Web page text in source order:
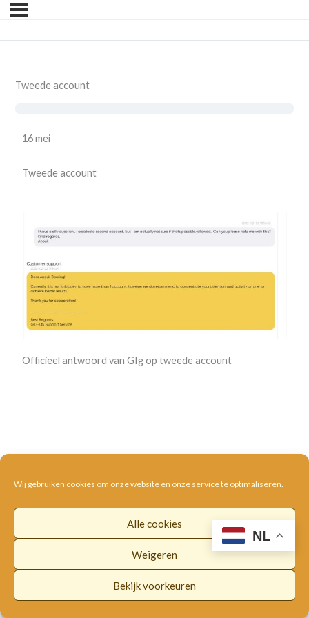
Wij gebruiken cookies om onze website en onze service te optimaliseren.
Alle cookies
Weigeren
Bekijk voorkeuren
Tweede account
16 mei
Tweede account
Officieel antwoord van GIg op tweede account
NL